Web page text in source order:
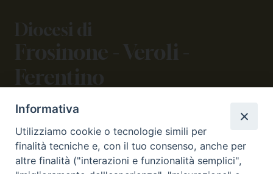
Diocesi di
Frosinone - Veroli -
Ferentino
CONTATTI
viale Volsci 105 (ex via dei Monti Lepini)
03100 Frosinone (FR)
Informativa
Utilizziamo cookie o tecnologie simili per
finalità tecniche e, con il tuo consenso, anche per
altre finalità ("interazioni e funzionalità semplici",